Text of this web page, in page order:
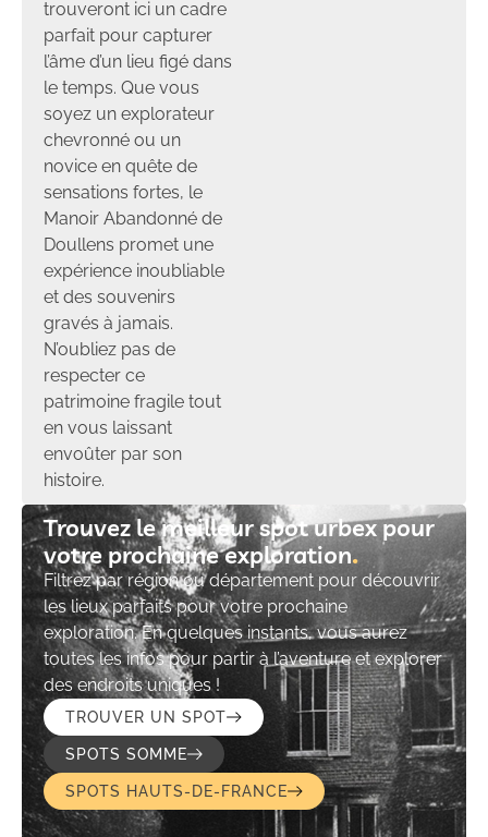
trouveront ici un cadre
parfait pour capturer
l’âme d’un lieu figé dans
le temps. Que vous
soyez un explorateur
chevronné ou un
novice en quête de
sensations fortes, le
Manoir Abandonné de
Doullens promet une
expérience inoubliable
et des souvenirs
gravés à jamais.
N’oubliez pas de
respecter ce
patrimoine fragile tout
en vous laissant
envoûter par son
histoire.
Trouvez le meilleur spot urbex pour
votre prochaine exploration​
Filtrez par région ou département pour découvrir
les lieux parfaits pour votre prochaine
exploration. En quelques instants, vous aurez
toutes les infos pour partir à l’aventure et explorer
des endroits uniques !
TROUVER UN SPOT
SPOTS SOMME
SPOTS HAUTS-DE-FRANCE